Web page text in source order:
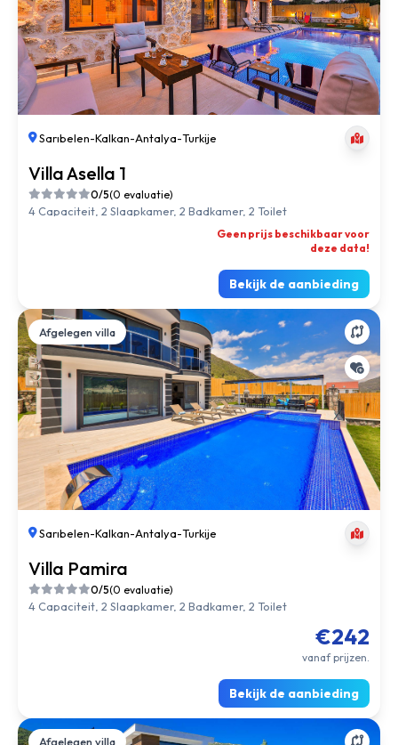
Sarıbelen-Kalkan-Antalya-Turkije
Villa Asella 1
0/5(0 evaluatie)
4 Capaciteit, 2 Slaapkamer, 2 Badkamer, 2 Toilet
Geen prijs beschikbaar voor
deze data!
Bekijk de aanbieding
Afgelegen villa
Sarıbelen-Kalkan-Antalya-Turkije
Villa Pamira
0/5(0 evaluatie)
4 Capaciteit, 2 Slaapkamer, 2 Badkamer, 2 Toilet
€242
vanaf prijzen.
Bekijk de aanbieding
Afgelegen villa